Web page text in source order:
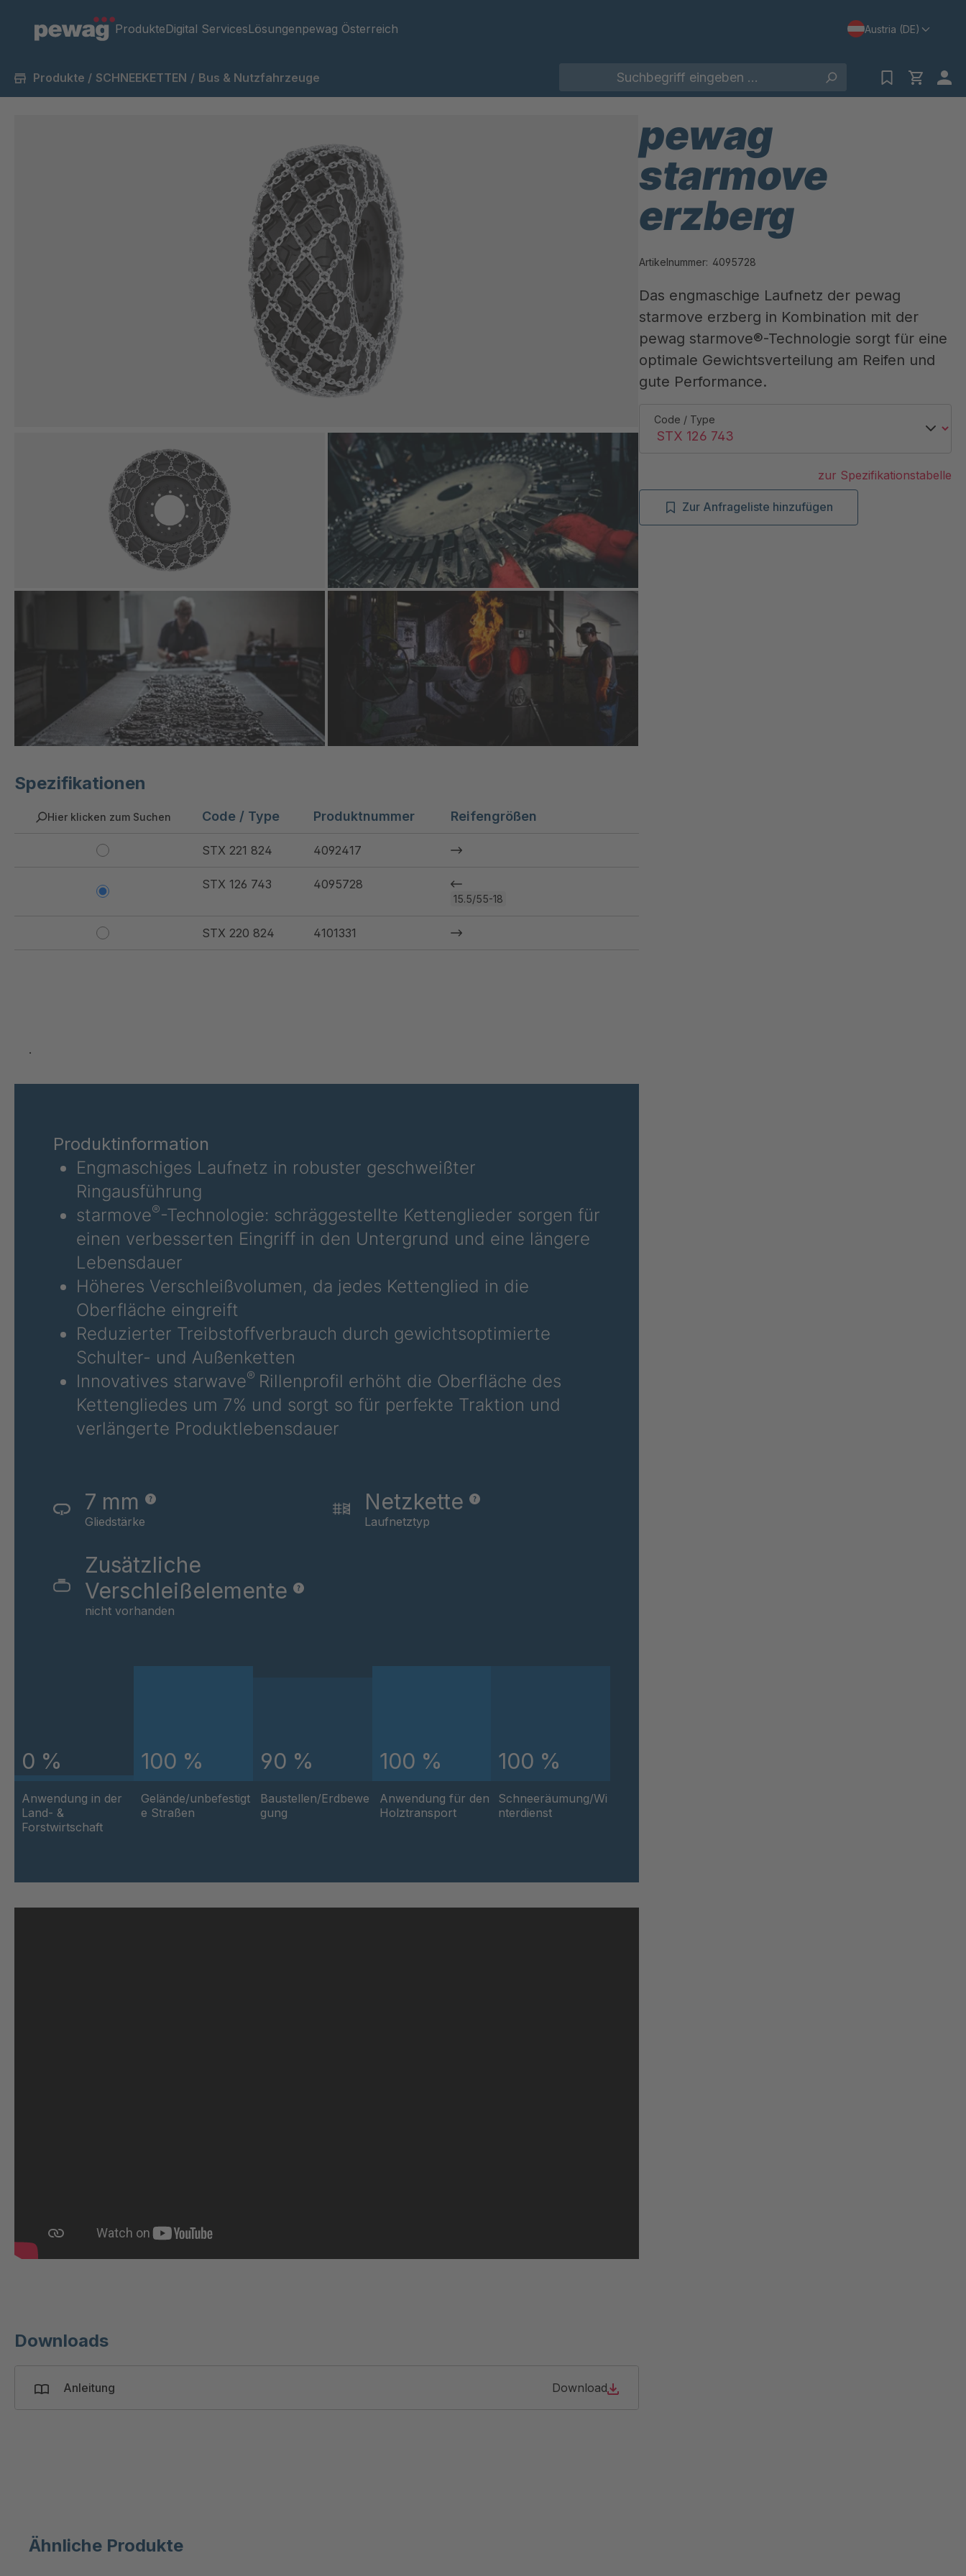
ProdukteDigital ServicesLösungenpewag Österreich Austria (DE)
Produkte / SCHNEEKETTEN / Bus & Nutzfahrzeuge
Spezifikationen
Hier klicken zum Suchen Code / Type Produktnummer Reifengrößen
STX 221 824 4092417
STX 126 743 4095728
15.5/55-18
STX 220 824 4101331
.
Produktinformation
Engmaschiges Laufnetz in robuster geschweißter
Ringausführung
starmove®-Technologie: schräggestellte Kettenglieder sorgen für
einen verbesserten Eingriff in den Untergrund und eine längere
Lebensdauer
Höheres Verschleißvolumen, da jedes Kettenglied in die
Oberfläche eingreift
Reduzierter Treibstoffverbrauch durch gewichtsoptimierte
Schulter- und Außenketten
Innovatives starwave® Rillenprofil erhöht die Oberfläche des
Kettengliedes um 7% und sorgt so für perfekte Traktion und
verlängerte Produktlebensdauer
7 mm
Gliedstärke
Netzkette
Laufnetztyp
Zusätzliche
Verschleißelemente
nicht vorhanden
0 %
Anwendung in der
Land- &
Forstwirtschaft
100 %
Gelände/unbefestigt
e Straßen
90 %
Baustellen/Erdbewe
gung
100 %
Anwendung für den
Holztransport
100 %
Schneeräumung/Wi
nterdienst
Downloads
Anleitung Download
pewag
starmove
erzberg
Artikelnummer: 4095728
Das engmaschige Laufnetz der pewag
starmove erzberg in Kombination mit der
pewag starmove®-Technologie sorgt für eine
optimale Gewichtsverteilung am Reifen und
gute Performance.
Code / Type
zur Spezifikationstabelle
Zur Anfrageliste hinzufügen
Ähnliche Produkte